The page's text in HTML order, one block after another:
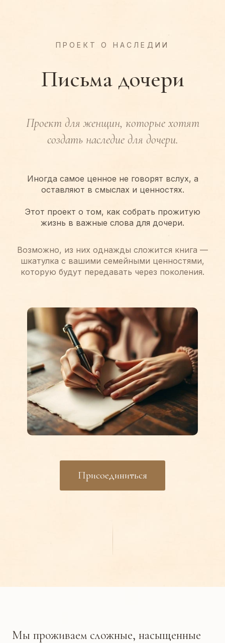
ПРОЕКТ О НАСЛЕДИИ
Письма дочери
Проект для женщин, которые хотят
создать наследие для дочери.
Иногда самое ценное не говорят вслух, а
оставляют в смыслах и ценностях.
Этот проект о том, как собрать прожитую
жизнь в важные слова для дочери.
Возможно, из них однажды сложится книга —
шкатулка с вашими семейными ценностями,
которую будут передавать через поколения.
Присоединиться
Мы проживаем сложные, насыщенные